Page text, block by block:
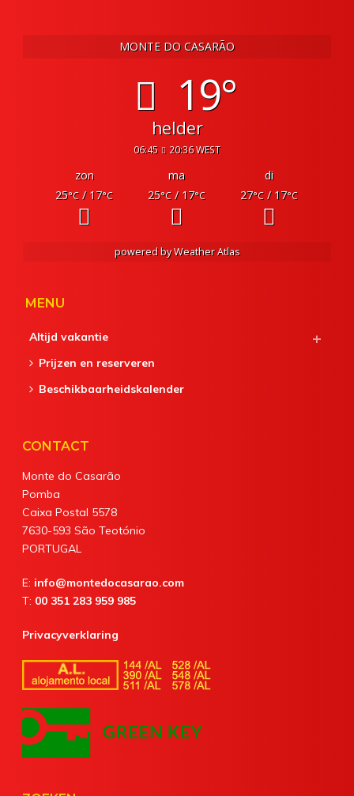
MONTE DO CASARÃO
19°
helder
06:45 20:36 WEST
zon ma
di
25°C/ 17°C 25°C/ 17°C 27°C/ 17°C
powered byWeather Atlas
MENU
Altijd vakantie
Prijzen en reserveren
Beschikbaarheidskalender
CONTACT
Monte do Casarão
Pomba
Caixa Postal 5578
7630-593 São Teotónio
PORTUGAL
E: info@montedocasarao.com
T: 00 351 283 959 985
Privacyverklaring